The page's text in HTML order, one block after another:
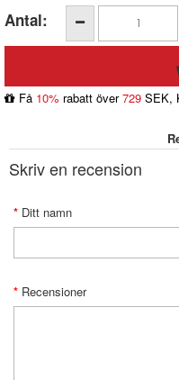
Antal:
Få 10% rabatt över729 SEK,
Skriv en recension
Ditt namn
Recensioner